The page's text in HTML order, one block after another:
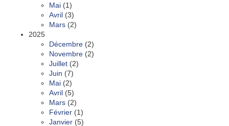
Mai (1)
Avril (3)
Mars (2)
2025
Décembre (2)
Novembre (2)
Juillet (2)
Juin (7)
Mai (2)
Avril (5)
Mars (2)
Février (1)
Janvier (5)